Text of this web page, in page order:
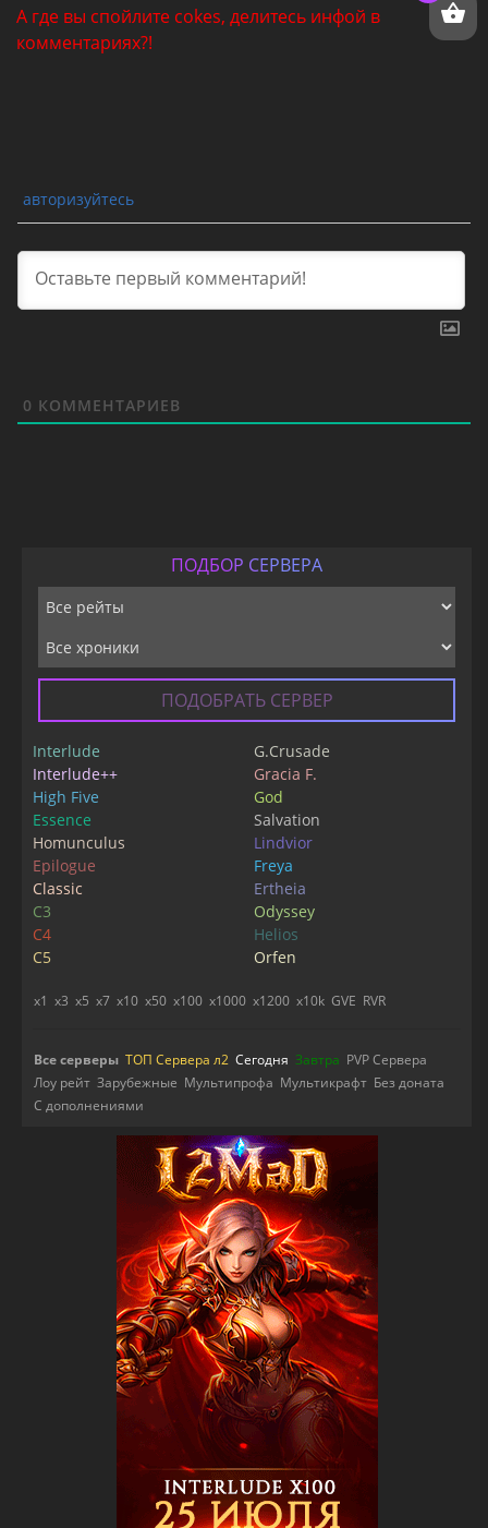
А где вы спойлите cokes, делитесь инфой в
комментариях?!
авторизуйтесь
0 КОММЕНТАРИЕВ
ПОДБОР СЕРВЕРА
ПОДОБРАТЬ СЕРВЕР
Interlude
Interlude++
High Five
Essence
Homunculus
Epilogue
Classic
C3
C4
C5
G.Crusade
Gracia F.
God
Salvation
Lindvior
Freya
Ertheia
Odyssey
Helios
Orfen
x1 x3 x5 x7 x10 x50 x100 x1000 x1200 x10k GVE RVR
Все серверы ТОП Сервера л2 Сегодня Завтра PVP Сервера
Лоу рейт Зарубежные Мультипрофа Мультикрафт Без доната
С дополнениями